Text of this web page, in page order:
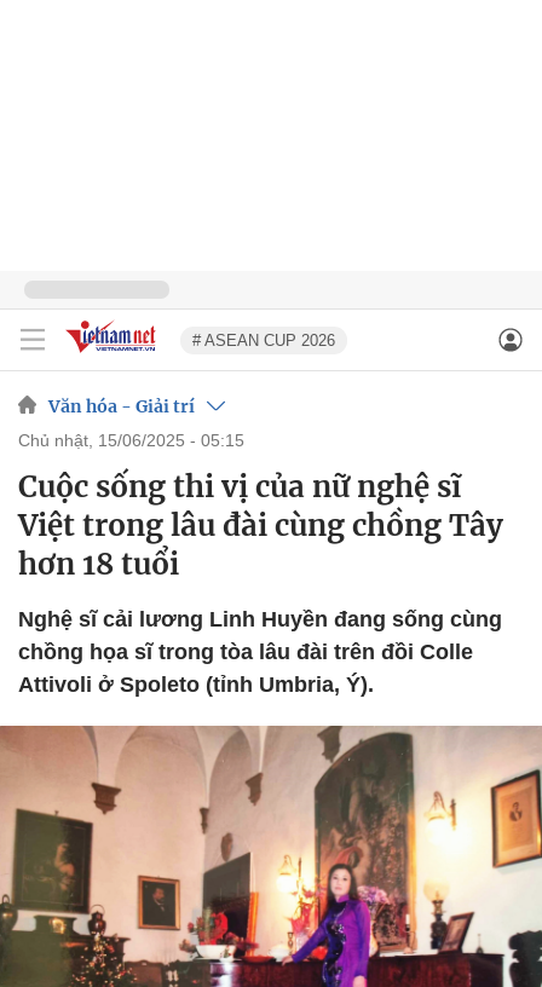
# ASEAN CUP 2026
Văn hóa - Giải trí
chủ nhật, 15/06/2025 - 05:15
Cuộc sống thi vị của nữ nghệ sĩ
Việt trong lâu đài cùng chồng Tây
hơn 18 tuổi
Nghệ sĩ cải lương Linh Huyền đang sống cùng
chồng họa sĩ trong tòa lâu đài trên đồi Colle
Attivoli ở Spoleto (tỉnh Umbria, Ý).